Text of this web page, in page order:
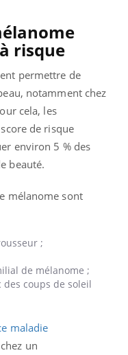
risque
permettre de
notamment chez
cela, les
de risque
environ 5 % des
beauté.
mélanome sont
;
de mélanome ;
des coups de soleil
maladie
un